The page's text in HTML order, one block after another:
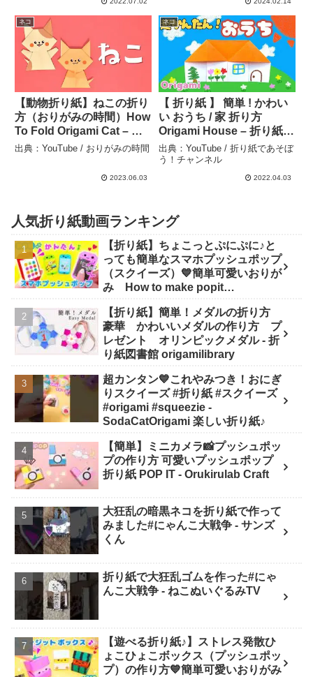
ネコ
【動物折り紙】ねこの折り
方（おりがみの時間）How
To Fold Origami Cat – お
りがみの時間
出典：YouTube / おりがみの時間
2023.06.03
ネコ
【 折り紙 】 簡単 ! かわい
い おうち / 家 折り方
Origami House – 折り紙で
あそぼう！チャンネル
出典：YouTube / 折り紙であそぼ
う！チャンネル
2022.04.03
人気折り紙動画ランキング
【折り紙】ちょこっとぷにぷに♪と
っても簡単なスマホプッシュポップ
（スクイーズ）💙簡単可愛いおりが
み How to make popit
SodaCatOrigami 楽しい折り紙♪
【折り紙】簡単！メダルの折り方
豪華 かわいいメダルの作り方 プ
レゼント オリンピックメダル - 折
り紙図書館 origamilibrary
超カンタン💙これやみつき！おにぎ
りスクイーズ #折り紙 #スクイーズ
#origami #squeezie -
SodaCatOrigami 楽しい折り紙♪
【簡単】ミニカメラ📸プッシュポッ
プの作り方 可愛いプッシュポップ
折り紙 POP IT - Orukirulab Craft
大狂乱の暗黒ネコを折り紙で作って
みました#にゃんこ大戦争 - サンズ
くん
折り紙で大狂乱ゴムを作った#にゃ
んこ大戦争 - ねこぬいぐるみTV
【遊べる折り紙♪】ストレス発散ひ
ょこひょこボックス（プッシュポッ
プ）の作り方💙簡単可愛いおりがみ